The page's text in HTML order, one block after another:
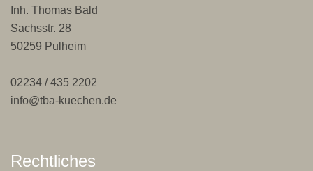
Inh. Thomas Bald
Sachsstr. 28
50259 Pulheim
02234 / 435 2202
info@tba-kuechen.de
Rechtliches